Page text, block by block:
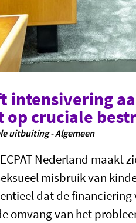
intensivering
op cruciale
uitbuiting - Algemeen
Nederland maakt
misbruik van
dat de
omvang van het